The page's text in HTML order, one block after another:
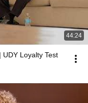
44:24
UDY Loyalty Test